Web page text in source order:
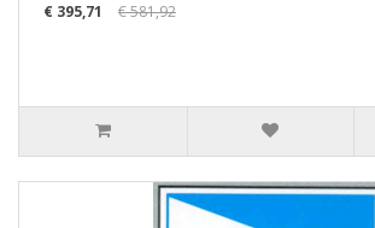
€ 395,71
€ 581,92